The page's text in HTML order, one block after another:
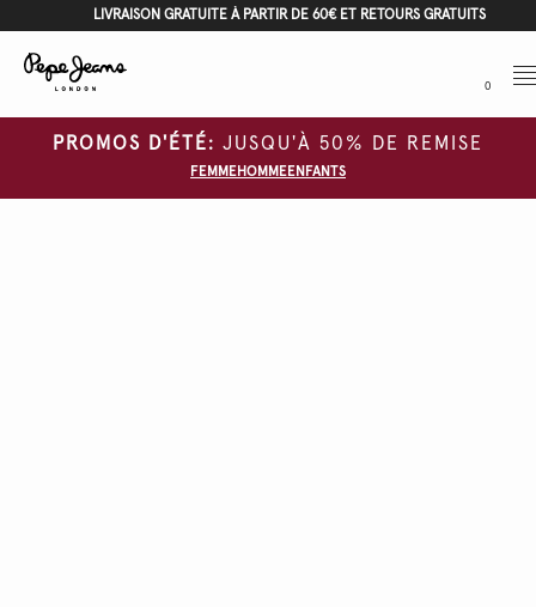
LIVRAISON GRATUITE À PARTIR DE 60€ ET RETOURS GRATUITS
0
PROMOS D'ÉTÉ: JUSQU'À 50% DE REMISE
FEMMEHOMMEENFANTS